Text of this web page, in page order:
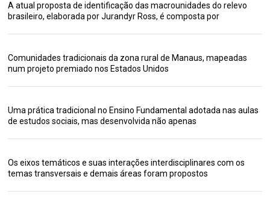
A atual proposta de identificação das macrounidades do relevo
brasileiro, elaborada por Jurandyr Ross, é composta por
Comunidades tradicionais da zona rural de Manaus, mapeadas
num projeto premiado nos Estados Unidos
Uma prática tradicional no Ensino Fundamental adotada nas aulas
de estudos sociais, mas desenvolvida não apenas
Os eixos temáticos e suas interações interdisciplinares com os
temas transversais e demais áreas foram propostos